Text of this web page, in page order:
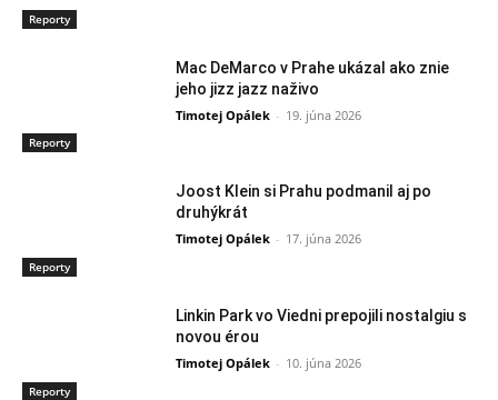
Reporty
Reporty
Mac DeMarco v Prahe ukázal ako znie
jeho jizz jazz naživo
Timotej Opálek - 19. júna 2026
Reporty
Joost Klein si Prahu podmanil aj po
druhýkrát
Timotej Opálek - 17. júna 2026
Reporty
Linkin Park vo Viedni prepojili nostalgiu s
novou érou
Timotej Opálek - 10. júna 2026